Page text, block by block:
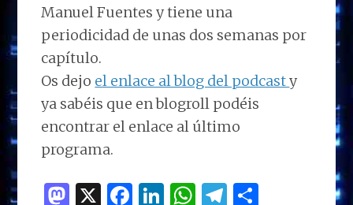
Manuel Fuentes y tiene una
periodicidad de unas dos semanas por
capítulo.
Os dejo el enlace al blog del podcasty
ya sabéis que en blogroll podéis
encontrar el enlace al último
programa.
M X F
Li W T